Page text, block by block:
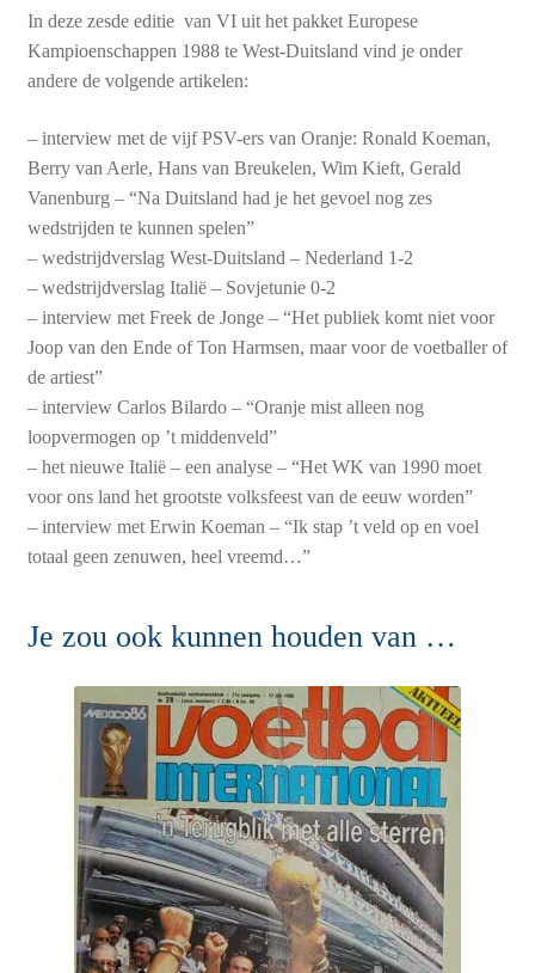
In deze zesde editie van VI uit het pakket Europese
Kampioenschappen 1988 te West-Duitsland vind je onder
andere de volgende artikelen:
– interview met de vijf PSV-ers van Oranje: Ronald Koeman,
Berry van Aerle, Hans van Breukelen, Wim Kieft, Gerald
Vanenburg – “Na Duitsland had je het gevoel nog zes
wedstrijden te kunnen spelen”
– wedstrijdverslag West-Duitsland – Nederland 1-2
– wedstrijdverslag Italië – Sovjetunie 0-2
– interview met Freek de Jonge – “Het publiek komt niet voor
Joop van den Ende of Ton Harmsen, maar voor de voetballer of
de artiest”
– interview Carlos Bilardo – “Oranje mist alleen nog
loopvermogen op ’t middenveld”
– het nieuwe Italië – een analyse – “Het WK van 1990 moet
voor ons land het grootste volksfeest van de eeuw worden”
– interview met Erwin Koeman – “Ik stap ’t veld op en voel
totaal geen zenuwen, heel vreemd…”
Je zou ook kunnen houden van …